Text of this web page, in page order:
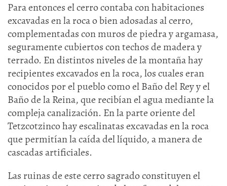
Para entonces el cerro contaba con habitaciones
excavadas en la roca o bien adosadas al cerro,
complementadas con muros de piedra y argamasa,
seguramente cubiertos con techos de madera y
terrado. En distintos niveles de la montaña hay
recipientes excavados en la roca, los cuales eran
conocidos por el pueblo como el Baño del Rey y el
Baño de la Reina, que recibían el agua mediante la
compleja canalización. En la parte oriente del
Tetzcotzinco hay escalinatas excavadas en la roca
que permitían la caída del líquido, a manera de
cascadas artificiales.
Las ruinas de este cerro sagrado constituyen el